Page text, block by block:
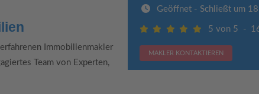
Immobilienmakler
Team von Experten,
Geöffnet - Schließt um
5 von 5 -
MAKLER KONTAKTIEREN